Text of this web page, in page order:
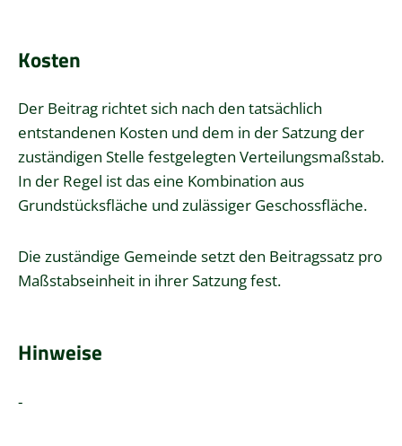
Kosten
Der Beitrag richtet sich nach den tatsächlich
entstandenen Kosten und dem in der Satzung der
zuständigen Stelle festgelegten Verteilungsmaßstab.
In der Regel ist das eine Kombination aus
Grundstücksfläche und zulässiger Geschossfläche.
Die zuständige Gemeinde setzt den Beitragssatz pro
Maßstabseinheit in ihrer Satzung fest.
Hinweise
-